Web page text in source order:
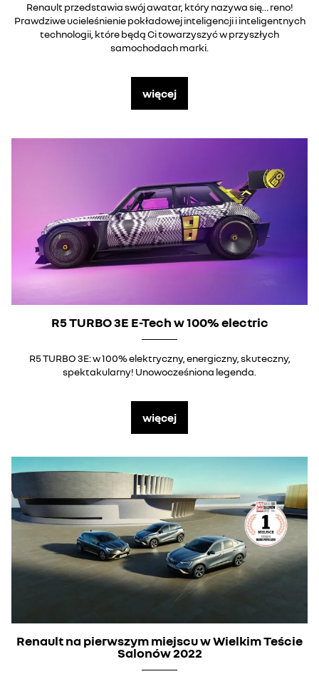
Renault przedstawia swój awatar, który nazywa się… reno!
Prawdziwe ucieleśnienie pokładowej inteligencji i inteligentnych
technologii, które będą Ci towarzyszyć w przyszłych
samochodach marki.
więcej
R5 TURBO 3E E-Tech w 100% electric
R5 TURBO 3E: w 100% elektryczny, energiczny, skuteczny,
spektakularny! Unowocześniona legenda.
więcej
Renault na pierwszym miejscu w Wielkim Teście
Salonów 2022